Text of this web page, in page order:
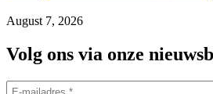
August 7, 2026
Volg ons via onze